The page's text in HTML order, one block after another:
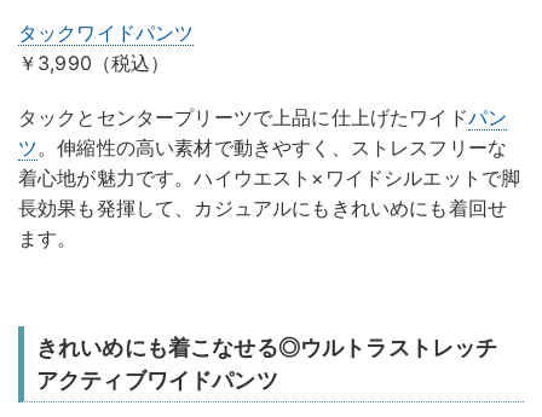
タックワイドパンツ
￥3,990（税込）
タックとセンタープリーツで上品に仕上げたワイドパン
ツ。伸縮性の高い素材で動きやすく、ストレスフリーな
着心地が魅力です。ハイウエスト×ワイドシルエットで脚
長効果も発揮して、カジュアルにもきれいめにも着回せ
ます。
きれいめにも着こなせる◎ウルトラストレッチ
アクティブワイドパンツ